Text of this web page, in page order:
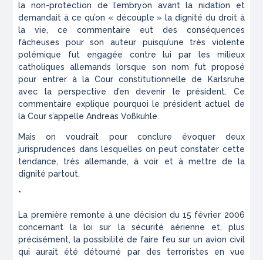
la non-protection de l’embryon avant la nidation et
demandait à ce qu’on « découple » la dignité du droit à
la vie, ce commentaire eut des conséquences
fâcheuses pour son auteur puisqu’une très violente
polémique fut engagée contre lui par les milieux
catholiques allemands lorsque son nom fut proposé
pour entrer à la Cour constitutionnelle de Karlsruhe
avec la perspective d’en devenir le président. Ce
commentaire explique pourquoi le président actuel de
la Cour s’appelle Andreas Voßkuhle.
Mais on voudrait pour conclure évoquer deux
jurisprudences dans lesquelles on peut constater cette
tendance, très allemande, à voir et à mettre de la
dignité partout.
*
La première remonte à une décision du 15 février 2006
concernant la loi sur la sécurité aérienne et, plus
précisément, la possibilité de faire feu sur un avion civil
qui aurait été détourné par des terroristes en vue